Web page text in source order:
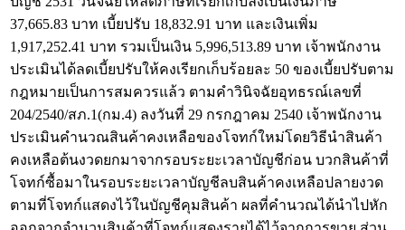
37,665.83 บาท เบี้ยปรับ 18,832.91 บาท และเงินเพิ่ม
1,917,252.41 บาท รวมเป็นเงิน 5,996,513.89 บาท เจ้าพนักงาน
ประเมินได้ลดเบี้ยปรับให้คงเรียกเก็บร้อยละ 50 ของเบี้ยปรับตาม
กฎหมายเป็นการสมควรแล้ว ตามคำวินิจฉัยอุทธรณ์เลขที่
204/2540/สภ.1(กม.4) ลงวันที่ 29 กรกฎาคม 2540 เจ้าพนักงาน
ประเมินคำนวณสินค้าคงเหลือของโจทก์ใหม่โดยวิธีนำสินค้า
คงเหลือต้นงวดยกมาจากรอบระยะเวลาบัญชีก่อน บวกสินค้าที่
โจทก์ซื้อมาในรอบระยะเวลาบัญชีลบสินค้าคงเหลือปลายงวด
ตามที่โจทก์แสดงไว้ในบัญชีคุมสินค้า ผลที่คำนวณได้นำไปหัก